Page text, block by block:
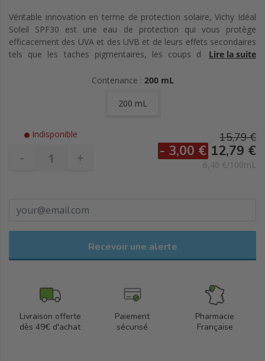
Véritable innovation en terme de protection solaire, Vichy Idéal
Soleil SPF30 est une eau de protection qui vous protège
efficacement des UVA et des UVB et de leurs effets secondaires
tels que les taches pigmentaires, les coups de soleil et le
intermédiaires et mates de phototype 3 et 4, l' eau de
Lire la suite
Contenance : 200 mL
200 mL
Indisponible
- +
15,79 €
- 3,00 € 12,79 €
6,40 €/100mL
Recevoir une alerte
Livraison offerte
dès 49€ d'achat
Paiement
sécurisé
Pharmacie
Française